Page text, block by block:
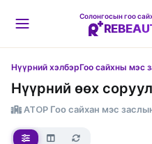
Нүүрний хэлбэрГоо сайхны мэс
Нүүрний өөх
ATOP Гоо сайхан мэс